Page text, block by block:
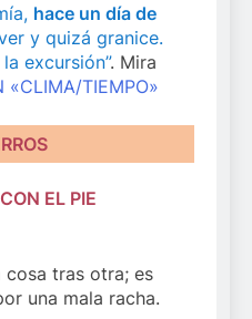
hace un día de
y quizá granice.
excursión”. Mira
«CLIMA/TIEMPO»
EL PIE
cosa tras otra; es
una mala racha.